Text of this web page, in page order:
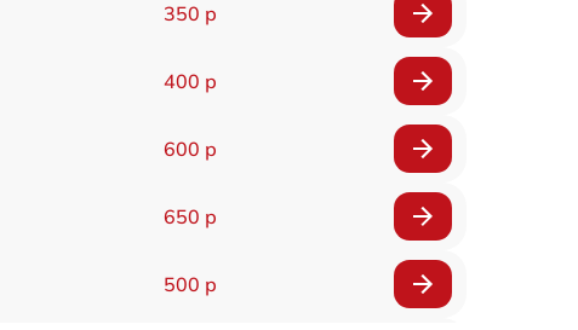
350 р
400 р
600 р
650 р
500 р